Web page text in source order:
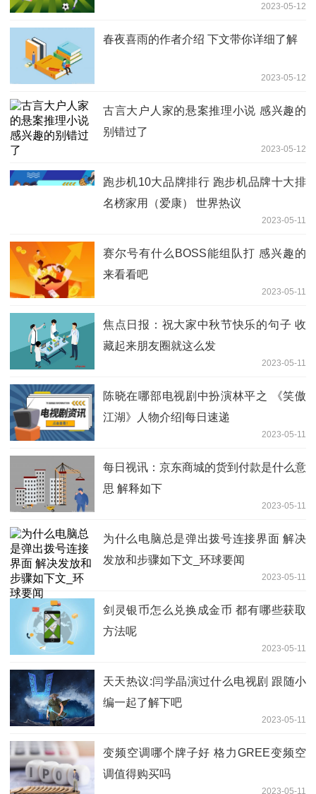
2023-05-12
春夜喜雨的作者介绍 下文带你详细了解
2023-05-12
古言大户人家的悬案推理小说 感兴趣的
别错过了
2023-05-12
跑步机10大品牌排行 跑步机品牌十大排
名榜家用（爱康） 世界热议
2023-05-11
赛尔号有什么BOSS能组队打 感兴趣的
来看看吧
2023-05-11
焦点日报：祝大家中秋节快乐的句子 收
藏起来朋友圈就这么发
2023-05-11
陈晓在哪部电视剧中扮演林平之 《笑傲
江湖》人物介绍|每日速递
2023-05-11
每日视讯：京东商城的货到付款是什么意
思 解释如下
2023-05-11
为什么电脑总是弹出拨号连接界面 解决
发放和步骤如下文_环球要闻
2023-05-11
剑灵银币怎么兑换成金币 都有哪些获取
方法呢
2023-05-11
天天热议:闫学晶演过什么电视剧 跟随小
编一起了解下吧
2023-05-11
变频空调哪个牌子好 格力GREE变频空
调值得购买吗
2023-05-11